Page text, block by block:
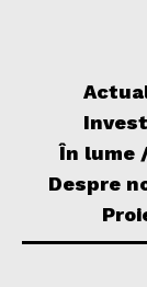
În lume
Despre